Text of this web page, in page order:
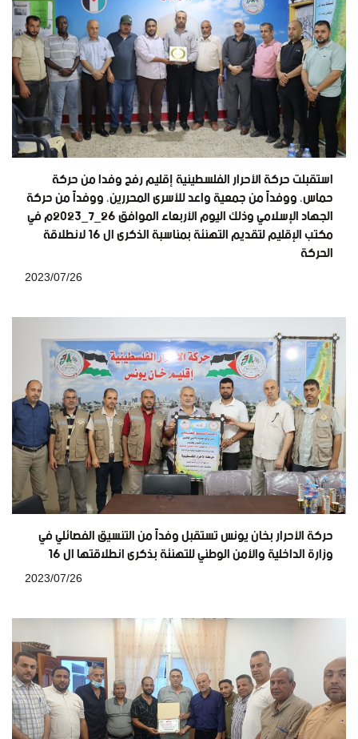
استقبلت حركة الأحرار الفلسطينية إقليم رفح وفدا من حركة
حماس، ووفداً من جمعية واعد للأسرى المحررين، ووفداً من حركة
الجهاد الإسلامي وذلك اليوم الأربعاء الموافق ٢٦_٧_٢٠٢٣م في
مكتب الإقليم لتقديم التهنئة بمناسبة الذكرى ال ١٦ لانطلاقة
الحركة
حركة الأحرار بخان يونس تستقبل وفداً من التنسيق الفصائلي في
وزارة الداخلية والأمن الوطني للتهنئة بذكرى انطلاقتها ال 16